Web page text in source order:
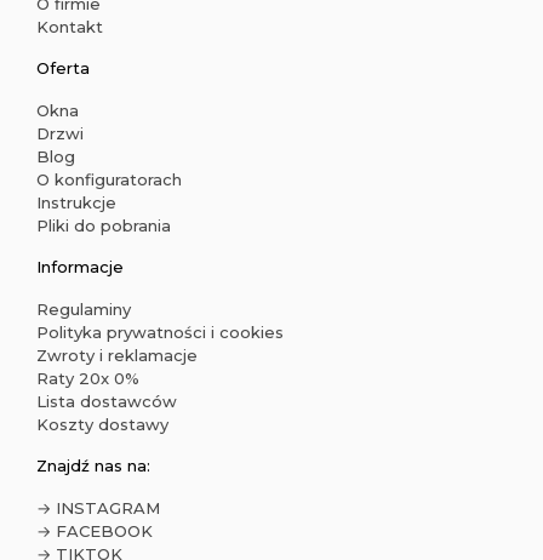
O firmie
Kontakt
Oferta
Okna
Drzwi
Blog
O konfiguratorach
Instrukcje
Pliki do pobrania
Informacje
Regulaminy
Polityka prywatności i cookies
Zwroty i reklamacje
Raty 20x 0%
Lista dostawców
Koszty dostawy
Znajdź nas na:
→ INSTAGRAM
→ FACEBOOK
→ TIKTOK